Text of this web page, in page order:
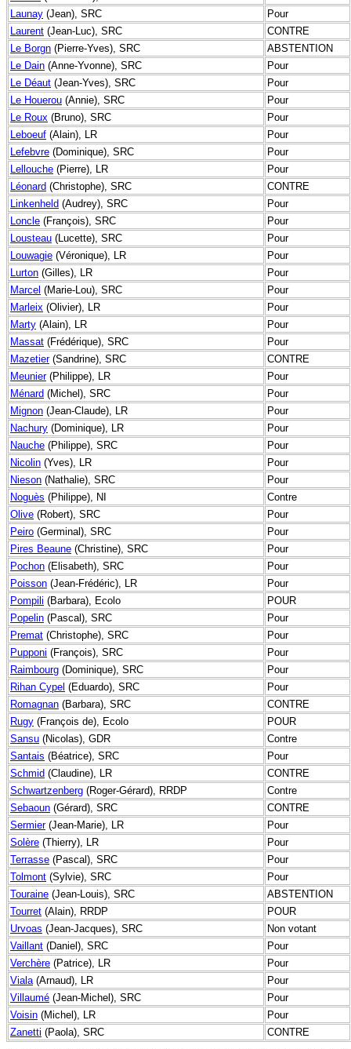
Launay (Jean), SRC
Pour
Laurent (Jean-Luc), SRC
CONTRE
Le Borgn (Pierre-Yves), SRC
ABSTENTION
Le Dain (Anne-Yvonne), SRC
Pour
Le Déaut (Jean-Yves), SRC
Pour
Le Houerou (Annie), SRC
Pour
Le Roux (Bruno), SRC
Pour
Leboeuf (Alain), LR
Pour
Lefebvre (Dominique), SRC
Pour
Lellouche (Pierre), LR
Pour
Léonard (Christophe), SRC
CONTRE
Linkenheld (Audrey), SRC
Pour
Loncle (François), SRC
Pour
Lousteau (Lucette), SRC
Pour
Louwagie (Véronique), LR
Pour
Lurton (Gilles), LR
Pour
Marcel (Marie-Lou), SRC
Pour
Marleix (Olivier), LR
Pour
Marty (Alain), LR
Pour
Massat (Frédérique), SRC
Pour
Mazetier(Sandrine), SRC
CONTRE
Meunier(Philippe), LR
Pour
Ménard (Michel), SRC
Pour
Mignon (Jean-Claude), LR
Pour
Nachury (Dominique), LR
Pour
Nauche (Philippe), SRC
Pour
Nicolin (Yves), LR
Pour
Nieson (Nathalie), SRC
Pour
Noguès (Philippe), NI
Contre
Olive (Robert), SRC
Pour
Peiro (Germinal), SRC
Pour
Pires Beaune (Christine), SRC
Pour
Pochon (Elisabeth), SRC
Pour
Poisson (Jean-Frédéric), LR
Pour
Pompili (Barbara), Ecolo
POUR
Popelin (Pascal), SRC
Pour
Premat (Christophe), SRC
Pour
Pupponi (François), SRC
Pour
Raimbourg (Dominique), SRC
Pour
Rihan Cypel (Eduardo), SRC
Pour
Romagnan (Barbara), SRC
CONTRE
Rugy (François de), Ecolo
POUR
Sansu (Nicolas), GDR
Contre
Santais (Béatrice), SRC
Pour
Schmid (Claudine), LR
CONTRE
Schwartzenberg (Roger-Gérard), RRDP
Contre
Sebaoun (Gérard), SRC
CONTRE
Sermier(Jean-Marie), LR
Pour
Solère (Thierry), LR
Pour
Terrasse (Pascal), SRC
Pour
Tolmont (Sylvie), SRC
Pour
Touraine (Jean-Louis), SRC
ABSTENTION
Tourret (Alain), RRDP
POUR
Urvoas (Jean-Jacques), SRC
Non votant
Vaillant (Daniel), SRC
Pour
Verchère (Patrice), LR
Pour
Viala(Arnaud), LR
Pour
Villaumé (Jean-Michel), SRC
Pour
Voisin (Michel), LR
Pour
Zanetti (Paola), SRC CONTRE